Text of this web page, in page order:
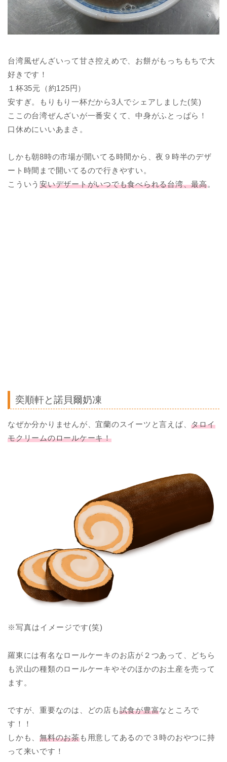
台湾風ぜんざいって甘さ控えめで、お餅がもっちもちで大
好きです！
１杯35元（約125円）
安すぎ。もりもり一杯だから3人でシェアしました(笑)
ここの台湾ぜんざいが一番安くて、中身がふとっぱら！
口休めにいいあまさ。
しかも朝8時の市場が開いてる時間から、夜９時半のデザ
ート時間まで開いてるので行きやすい。
こういう安いデザートがいつでも食べられる台湾、最高。
奕順軒と諾貝爾奶凍
なぜか分かりませんが、宜蘭のスイーツと言えば、タロイ
モクリームのロールケーキ！
※写真はイメージです(笑)
羅東には有名なロールケーキのお店が２つあって、どちら
も沢山の種類のロールケーキやそのほかのお土産を売って
ます。
ですが、重要なのは、どの店も試食が豊富なところで
す！！
しかも、無料のお茶も用意してあるので３時のおやつに持
って来いです！